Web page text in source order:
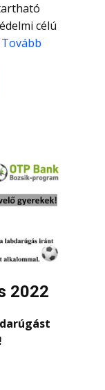
célú
Tovább
2022